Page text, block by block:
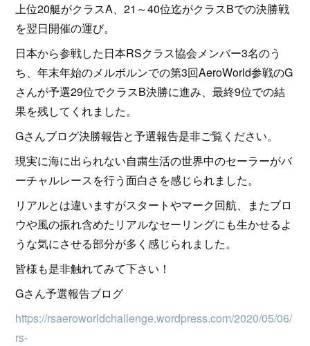
上位20艇がクラスA、21～40位迄がクラスBでの決勝戦
を翌日開催の運び。
日本から参戦した日本RSクラス協会メンバー3名のう
ち、年末年始のメルボルンでの第3回AeroWorld参戦のG
さんが予選29位でクラスB決勝に進み、最終9位での結
果を残してくれました。
Gさんブログ決勝報告と予選報告是非ご覧ください。
現実に海に出られない自粛生活の世界中のセーラーがバ
ーチャルレースを行う面白さを感じられました。
リアルとは違いますがスタートやマーク回航、またブロ
ウや風の振れ含めたリアルなセーリングにも生かせるよ
うな気にさせる部分が多く感じられました。
皆様も是非触れてみて下さい！
Gさん予選報告ブログ
https://rsaeroworldchallenge.wordpress.com/2020/05/06/
rs-